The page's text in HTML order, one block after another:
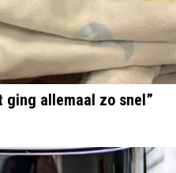
ging allemaal zo snel”